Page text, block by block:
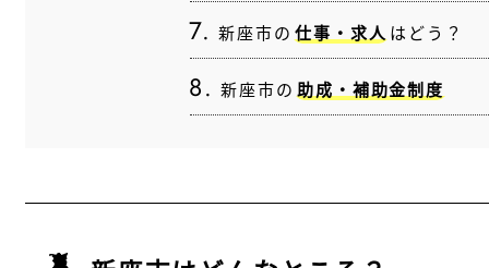
新座市の 仕事・求人 はどう？
新座市の 助成・補助金制度